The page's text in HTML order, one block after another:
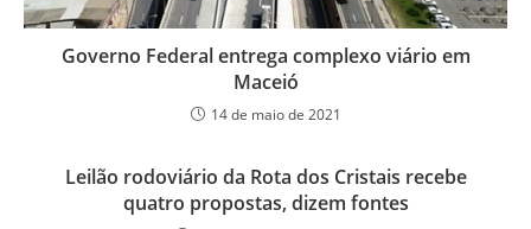
Governo Federal entrega complexo viário em
Maceió
14 de maio de 2021
Leilão rodoviário da Rota dos Cristais recebe
quatro propostas, dizem fontes